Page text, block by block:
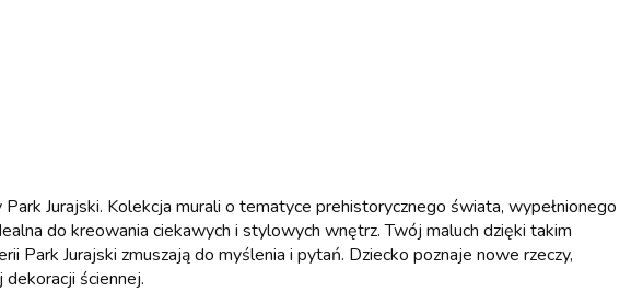
Jurajski. Kolekcja murali o tematyce prehistorycznego świata, wypełnionego
do kreowania ciekawych i stylowych wnętrz. Twój maluch dzięki takim
Jurajski zmuszają do myślenia i pytań. Dziecko poznaje nowe rzeczy,
ściennej.